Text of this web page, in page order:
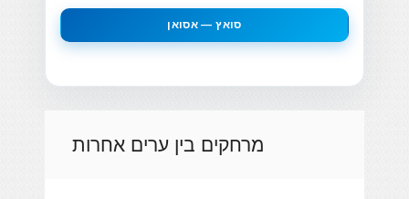
סואץ — אסואן
מרחקים בין ערים אחרות